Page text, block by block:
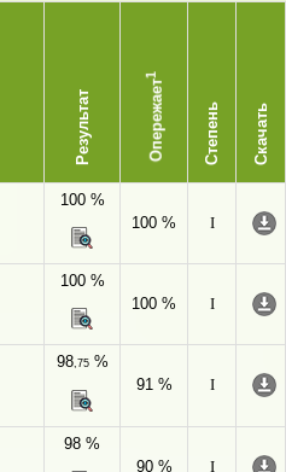
Результат Опережает
1
Степень Скачать
100 %
100 %
I
100 %
100 %
I
98,75%
91 %
I
98 %
90 %
I